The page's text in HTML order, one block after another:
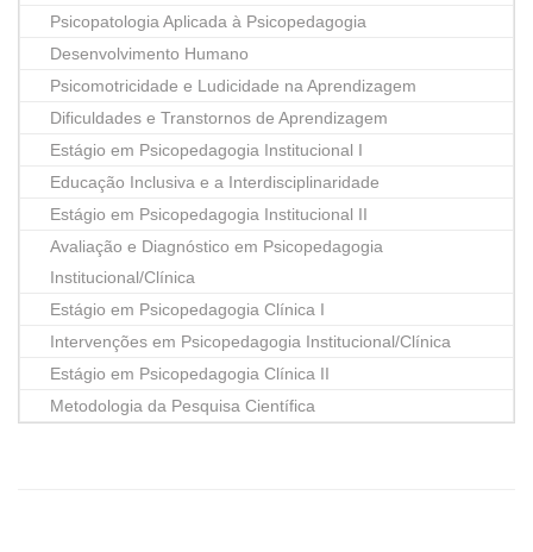
Psicopatologia Aplicada à Psicopedagogia
Desenvolvimento Humano
Psicomotricidade e Ludicidade na Aprendizagem
Dificuldades e Transtornos de Aprendizagem
Estágio em Psicopedagogia Institucional I
Educação Inclusiva e a Interdisciplinaridade
Estágio em Psicopedagogia Institucional II
Avaliação e Diagnóstico em Psicopedagogia
Institucional/Clínica
Estágio em Psicopedagogia Clínica I
Intervenções em Psicopedagogia Institucional/Clínica
Estágio em Psicopedagogia Clínica II
Metodologia da Pesquisa Científica